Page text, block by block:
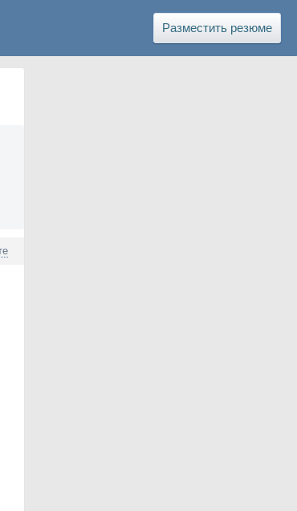
Разместить резюме